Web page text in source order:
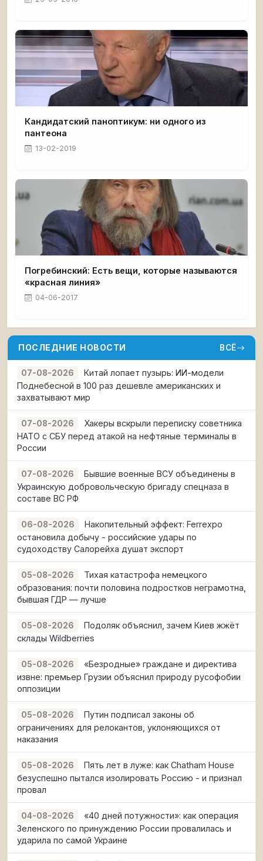
Кандидатский паноптикум: ни одного из
пантеона
13-02-2019
Погребинский: Есть вещи, которые называются
«красная линия»
04-06-2017
ПОСЛЕДНИЕ НОВОСТИ ВСЁ
07-08-2026
Китай лопает пузырь: ИИ-модели
Поднебесной в 100 раз дешевле американских и
захватывают мир
07-08-2026
Хакеры вскрыли переписку советника
НАТО с СБУ перед атакой на нефтяные терминалы в
России
07-08-2026
Бывшие военные ВСУ объединены в
Украинскую добровольческую бригаду спецназа в
составе ВС РФ
06-08-2026
Накопительный эффект: Ferrexpo
остановила добычу - российские удары по
судоходству Салорейха душат экспорт
05-08-2026
Тихая катастрофа немецкого
образования: почти половина подростков неграмотна,
бывшая ГДР — лучше
05-08-2026
Подоляк объяснил, зачем Киев жжёт
склады Wildberries
05-08-2026
«Безродные» граждане и директива
извне: премьер Грузии объяснил природу русофобии
оппозиции
05-08-2026
Путин подписал законы об
ограничениях для релокантов, уклоняющихся от
наказания
05-08-2026
Пять лет в луже: как Chatham House
безуспешно пытался изолировать Россию - и признал
провал
04-08-2026
«40 дней потужности»: как операция
Зеленского по принуждению России провалилась и
ударила по самой Украине